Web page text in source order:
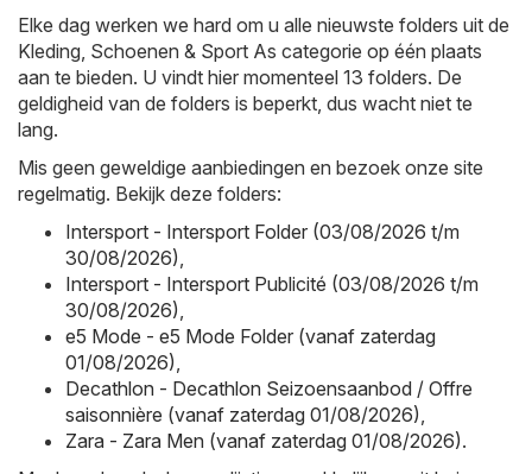
Elke dag werken we hard om u alle nieuwste folders uit de
Kleding, Schoenen & Sport As categorie op één plaats
aan te bieden. U vindt hier momenteel 13 folders. De
geldigheid van de folders is beperkt, dus wacht niet te
lang.
Mis geen geweldige aanbiedingen en bezoek onze site
regelmatig. Bekijk deze folders:
Intersport - Intersport Folder (03/08/2026 t/m
30/08/2026)
Intersport - Intersport Publicité (03/08/2026 t/m
30/08/2026)
e5 Mode - e5 Mode Folder (vanaf zaterdag
01/08/2026)
Decathlon - Decathlon Seizoensaanbod / Offre
saisonnière (vanaf zaterdag 01/08/2026)
Zara - Zara Men (vanaf zaterdag 01/08/2026).